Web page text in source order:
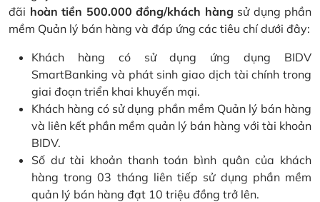
đãi hoàn tiền 500.000 đồng/khách hàng sử dụng phần
mềm Quản lý bán hàng và đáp ứng các tiêu chí dưới đây:
Khách hàng có sử dụng ứng dụng BIDV
SmartBanking và phát sinh giao dịch tài chính trong
giai đoạn triển khai khuyến mại.
Khách hàng có sử dụng phần mềm Quản lý bán hàng
và liên kết phần mềm quản lý bán hàng với tài khoản
BIDV.
Số dư tài khoản thanh toán bình quân của khách
hàng trong 03 tháng liên tiếp sử dụng phần mềm
quản lý bán hàng đạt 10 triệu đồng trở lên.